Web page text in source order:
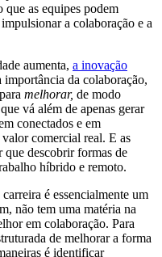
que as equipes podem
a colaboração e a
aumenta, a inovação
importância da colaboração,
melhorar, de modo
vá além de apenas gerar
conectados e em
comercial real. E as
que descobrir formas de
híbrido e remoto.
é essencialmente um
não tem uma matéria na
em colaboração. Para
de melhorar a forma
é identificar